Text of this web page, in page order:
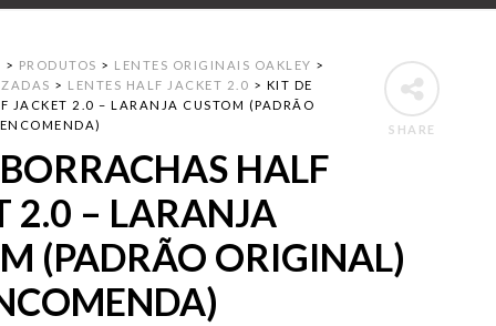
SHARE
> PRODUTOS > LENTES ORIGINAIS OAKLEY >
> LENTES HALF JACKET 2.0 > KIT DE
JACKET 2.0 – LARANJA CUSTOM (PADRÃO
HALF
2.0 – LARANJA
(PADRÃO ORIGINAL)